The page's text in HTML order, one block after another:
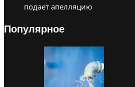
подает апелляцию
Популярное